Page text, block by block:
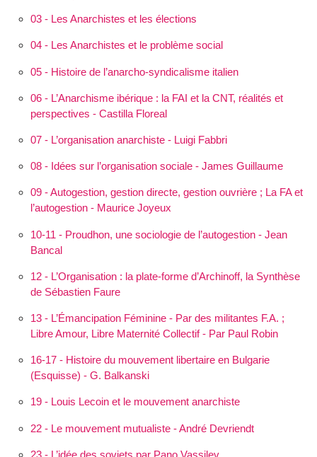
03 - Les Anarchistes et les élections
04 - Les Anarchistes et le problème social
05 - Histoire de l’anarcho-syndicalisme italien
06 - L’Anarchisme ibérique : la FAI et la CNT, réalités et
perspectives - Castilla Floreal
07 - L’organisation anarchiste - Luigi Fabbri
08 - Idées sur l’organisation sociale - James Guillaume
09 - Autogestion, gestion directe, gestion ouvrière ; La FA et
l’autogestion - Maurice Joyeux
10-11 - Proudhon, une sociologie de l’autogestion - Jean
Bancal
12 - L’Orga­nisation : la plate-forme d’Archinoff, la Synthèse
de Sébastien Faure
13 - L’Éman­cipation Féminine - Par des militantes F.A. ;
Libre Amour, Libre Maternité Collectif - Par Paul Robin
16-17 - Histoire du mouvement libertaire en Bulgarie
(Esquisse) - G. Balkanski
19 - Louis Lecoin et le mouvement anarchiste
22 - Le mouvement mutualiste - André Devriendt
23 - L’idée des soviets par Pano Vassilev